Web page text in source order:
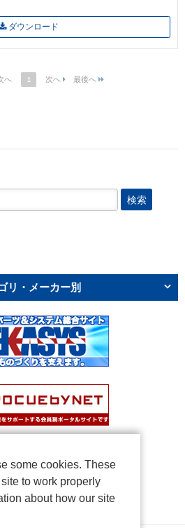
ダウンロード
1
検索
リ・メーカー別
some cookies. These
to work properly
about how our site